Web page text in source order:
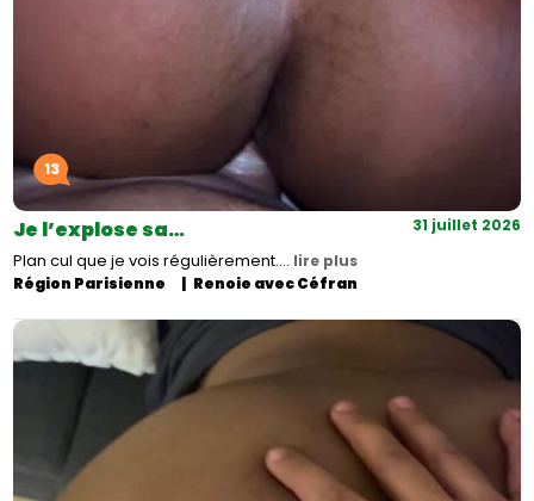
13
Je l’explose sa… 31 juillet 2026
Plan cul que je vois régulièrement.… lire plus
Région Parisienne
Renoie avec Céfran